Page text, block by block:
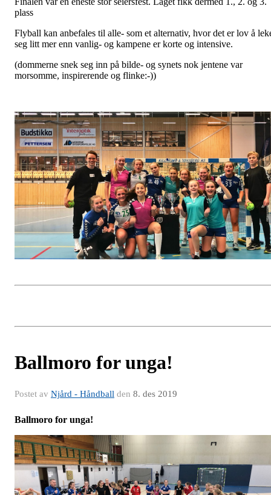
plass
Flyball kan anbefales til alle- som et alternativ, hvor det er lov å
seg litt mer enn vanlig- og kampene er korte og intensive.
(dommerne snek seg inn på bilde- og synets nok jentene var
morsomme, inspirerende og flinke:-))
Ballmoro for unga!
Postet av Njård - Håndball den 8. des 2019
Ballmoro for unga!